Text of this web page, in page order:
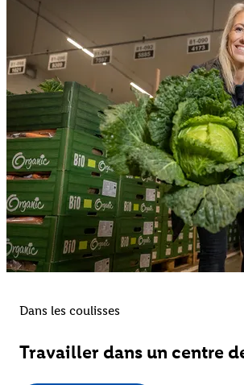
Dans les coulisses
Travailler dans un centre